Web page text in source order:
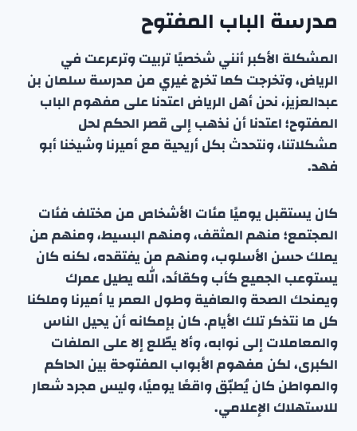
مدرسة الباب المفتوح
المشكلة الأكبر أنني شخصيًا تربيت وترعرعت في
الرياض، وتخرجت كما تخرج غيري من مدرسة سلمان بن
عبدالعزيز، نحن أهل الرياض اعتدنا على مفهوم الباب
المفتوح؛ اعتدنا أن نذهب إلى قصر الحكم لحل
مشكلاتنا، ونتحدث بكل أريحية مع أميرنا وشيخنا أبو
فهد.
كان يستقبل يوميًا مئات الأشخاص من مختلف فئات
المجتمع؛ منهم المثقف، ومنهم البسيط، ومنهم من
يملك حسن الأسلوب، ومنهم من يفتقده، لكنه كان
يستوعب الجميع كأب وكقائد، الله يطيل عمرك
ويمنحك الصحة والعافية وطول العمر يا أميرنا وملكنا
كل ما نتذكر تلك الأيام. كان بإمكانه أن يحيل الناس
والمعاملات إلى نوابه، وألا يطّلع إلا على الملفات
الكبرى، لكن مفهوم الأبواب المفتوحة بين الحاكم
والمواطن كان يُطبّق واقعًا يوميًا، وليس مجرد شعار
للاستهلاك الإعلامي.